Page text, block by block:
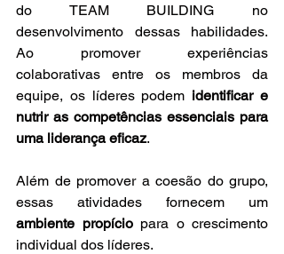
do TEAM BUILDING no
desenvolvimento dessas habilidades.
Ao promover experiências
colaborativas entre os membros da
equipe, os líderes podem identificar e
nutrir as competências essenciais para
uma liderança eficaz.
Além de promover a coesão do grupo,
ambiente propício para o crescimento
individual dos líderes.